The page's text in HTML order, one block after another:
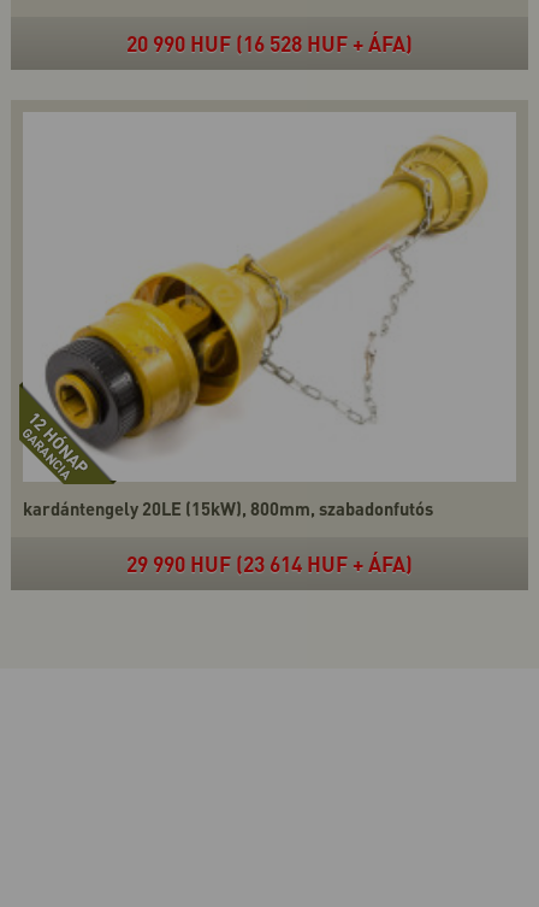
20 990 HUF (16 528 HUF + ÁFA)
kardántengely 20LE (15kW), 800mm, szabadonfutós
29 990 HUF (23 614 HUF + ÁFA)